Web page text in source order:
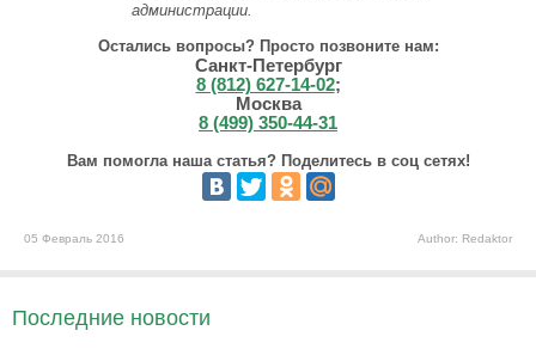
администрации.
Остались вопросы? Просто позвоните нам:
Санкт-Петербург
8 (812) 627-14-02;
Москва
8 (499) 350-44-31
Вам помогла наша статья? Поделитесь в соц сетях!
05 Февраль 2016 Author: Redaktor
Последние новости